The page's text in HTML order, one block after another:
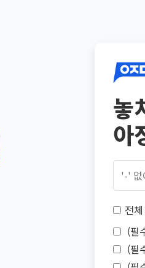
놓
아
전
(필
(필